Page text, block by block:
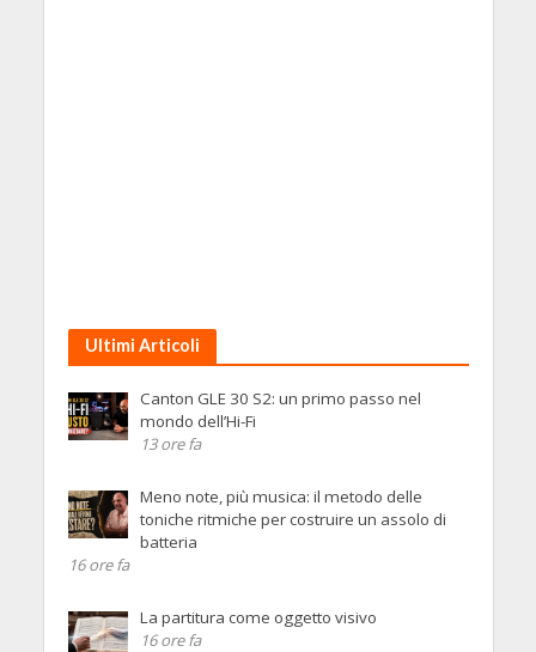
Ultimi Articoli
Canton GLE 30 S2: un primo passo nel
mondo dell’Hi-Fi
13 ore fa
Meno note, più musica: il metodo delle
toniche ritmiche per costruire un assolo di
batteria
16 ore fa
La partitura come oggetto visivo
16 ore fa